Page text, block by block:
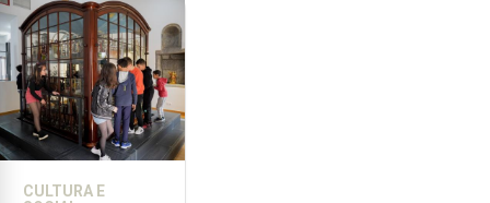
violência
doméstica,
através
da
promoção
de
CULTURA E